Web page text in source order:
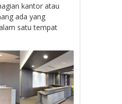
kantor atau
ada yang
satu tempat